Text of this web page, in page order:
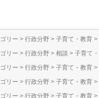
リー > 行政分野 > 子育て・教育 >
リー > 行政分野 > 相談 > 子育て
リー > 行政分野 > 子育て・教育 >
リー > 行政分野 > 子育て・教育 >
リー > 行政分野 > 子育て・教育 >